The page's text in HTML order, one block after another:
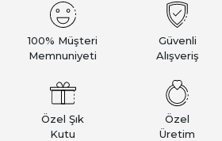
100% Müşteri
Memnuniyeti
Güvenli
Alışveriş
Özel Şık
Kutu
Özel
Üretim